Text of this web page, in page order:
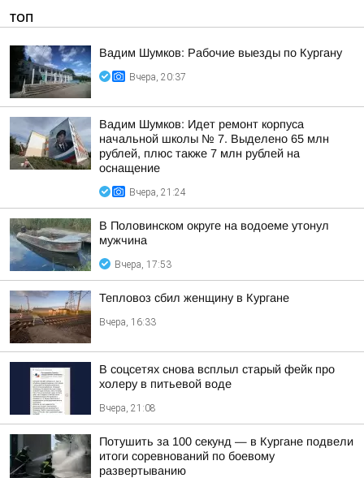
ТОП
Вадим Шумков: Рабочие выезды по Кургану
Вчера, 20:37
Вадим Шумков: Идет ремонт корпуса
начальной школы № 7. Выделено 65 млн
рублей, плюс также 7 млн рублей на
оснащение
Вчера, 21:24
В Половинском округе на водоеме утонул
мужчина
Вчера, 17:53
Тепловоз сбил женщину в Кургане
Вчера, 16:33
В соцсетях снова всплыл старый фейк про
холеру в питьевой воде
Вчера, 21:08
Потушить за 100 секунд — в Кургане подвели
итоги соревнований по боевому
развертыванию